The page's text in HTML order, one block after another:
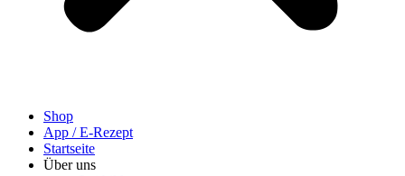
Shop
App / E-Rezept
Startseite
Über uns